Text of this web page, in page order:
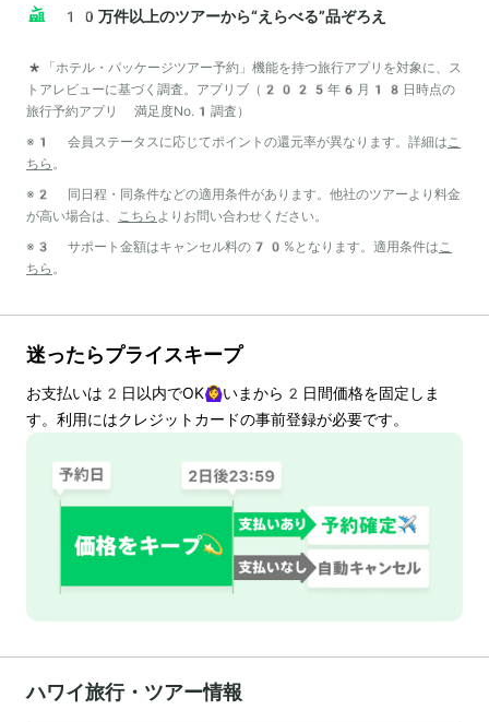
10万件以上のツアーから“えらべる”品ぞろえ
*「ホテル・パッケージツアー予約」機能を持つ旅行アプリを対象に、ス
トアレビューに基づく調査。アプリブ（2025年6月18日時点の
旅行予約アプリ 満足度No.1調査）
※1 会員ステータスに応じてポイントの還元率が異なります。詳細は こ
ちら 。
※2 同日程・同条件などの適用条件があります。他社のツアーより料金
が高い場合は、
こちら よりお問い合わせください。
※3 サポート金額はキャンセル料の70%となります。適用条件は こ
ちら 。
迷ったらプライスキープ
お支払いは 2 日以内でOK🙆‍♀️いまから 2 日間価格を固定しま
す。利用にはクレジットカードの事前登録が必要です。
ハワイ旅行・ツアー情報